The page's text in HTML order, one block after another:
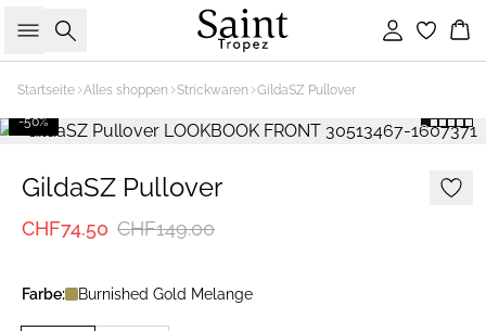
Suche Einloggen
Startseite Alles shoppen Strickwaren GildaSZ Pullover
-50%
GildaSZ Pullover
CHF74.50 CHF149.00
Farbe: Burnished Gold Melange